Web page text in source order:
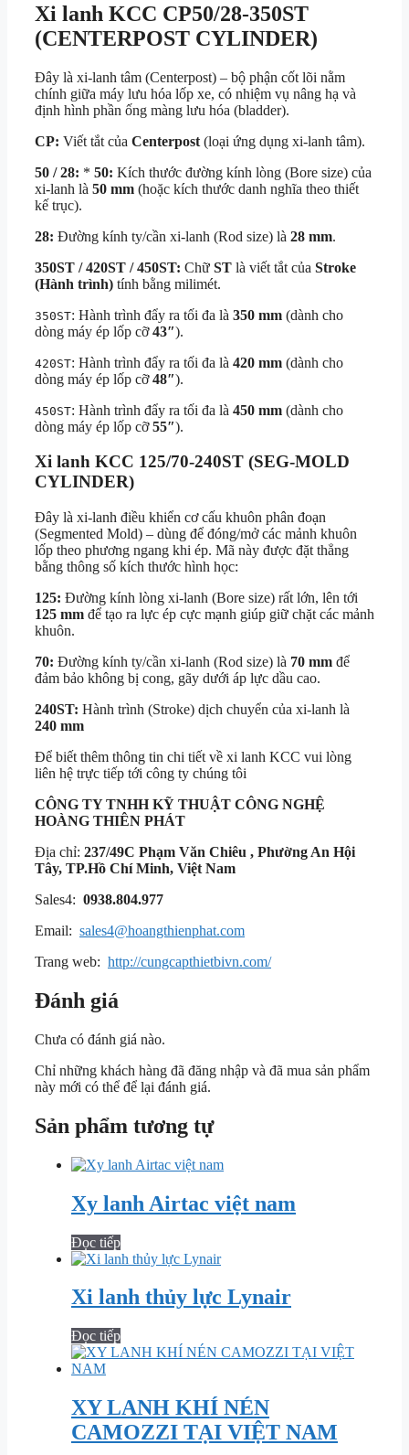
Xi lanh KCC CP50/28-350ST
(CENTERPOST CYLINDER)
Đây là xi-lanh tâm (Centerpost) – bộ phận cốt lõi nằm
chính giữa máy lưu hóa lốp xe, có nhiệm vụ nâng hạ và
định hình phần ống màng lưu hóa (bladder).
CP: Viết tắt của Centerpost (loại ứng dụng xi-lanh tâm).
50 / 28: * 50: Kích thước đường kính lòng (Bore size) của
xi-lanh là 50 mm (hoặc kích thước danh nghĩa theo thiết
kế trục).
28: Đường kính ty/cần xi-lanh (Rod size) là 28 mm.
350ST / 420ST / 450ST: Chữ ST là viết tắt của Stroke
(Hành trình) tính bằng milimét.
350ST: Hành trình đẩy ra tối đa là 350 mm (dành cho
dòng máy ép lốp cỡ43″).
420ST: Hành trình đẩy ra tối đa là 420 mm (dành cho
dòng máy ép lốp cỡ48″).
450ST: Hành trình đẩy ra tối đa là 450 mm (dành cho
dòng máy ép lốp cỡ55″).
Xi lanh KCC 125/70-240ST (SEG-MOLD
CYLINDER)
Đây là xi-lanh điều khiển cơ cấu khuôn phân đoạn
(Segmented Mold) – dùng để đóng/mở các mảnh khuôn
lốp theo phương ngang khi ép. Mã này được đặt thẳng
bằng thông số kích thước hình học:
125: Đường kính lòng xi-lanh (Bore size) rất lớn, lên tới
125 mm để tạo ra lực ép cực mạnh giúp giữ chặt các mảnh
khuôn.
70: Đường kính ty/cần xi-lanh (Rod size) là 70 mm để
đảm bảo không bị cong, gãy dưới áp lực dầu cao.
240ST: Hành trình (Stroke) dịch chuyển của xi-lanh là
240 mm
Để biết thêm thông tin chi tiết về xi lanh KCC vui lòng
liên hệ trực tiếp tới công ty chúng tôi
CÔNG TY TNHH KỸ THUẬT CÔNG NGHỆ
HOÀNG THIÊN PHÁT
Địa chỉ: 237/49C Phạm Văn Chiêu , Phường An Hội
Tây, TP.Hồ Chí Minh, Việt Nam
Sales4: 0938.804.977
Email: sales4@hoangthienphat.com
Trang web: http://cungcapthietbivn.com/
Đánh giá
Chưa có đánh giá nào.
Chỉ những khách hàng đã đăng nhập và đã mua sản phẩm
này mới có thể để lại đánh giá.
Sản phẩm tương tự
Xy lanh Airtac việt nam
Đọc tiếp
Xi lanh thủy lực Lynair
Đọc tiếp
XY LANH KHÍ NÉN
CAMOZZI TẠI VIỆT NAM